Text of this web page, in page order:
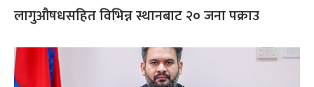
लागुऔषधसहित विभिन्न स्थानबाट २० जना पक्राउ